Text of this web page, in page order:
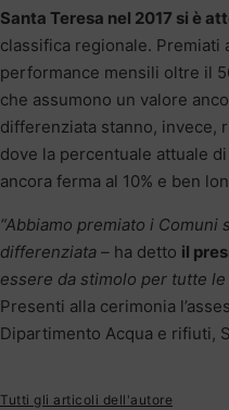
Santa Teresa nel 2017 si è
classifica regionale. Premiati
performance mensili oltre il
che assumono un valore
differenziata stanno, invece,
dove la percentuale attuale
ancora ferma al 10% e ben
“Abbiamo premiato i
differenziata – ha detto il
essere da stimolo per tutte le
Presenti alla cerimonia
Dipartimento Acqua e rifiuti,
Tutti gli articoli dell'autore